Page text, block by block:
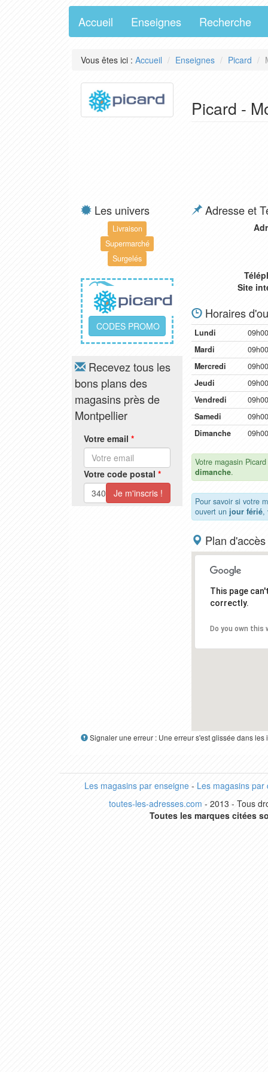
Accueil Enseignes Recherche
Vous êtes ici : Accueil Enseignes Picard
Picard -
Les univers
Livraison
Supermarché
Surgelés
CODES PROMO
Recevez tous les
bons plans des
magasins près de
Montpellier
Votre email *
Votre code postal *
Adresse et
Site
Horaires
Lundi
Mardi
Mercredi
Jeudi
Vendredi
Samedi
Dimanche
Votre magasin
dimanche.
Pour savoir si votre
ouvert un jour férié,
Plan d'accès
This page
correctly.
Do you own this
Signaler une erreur : Une erreur s'est glissée dans
Les magasins par enseigne- Les magasins par
toutes-les-adresses.com - 2013 - Tous
Toutes les marques citées